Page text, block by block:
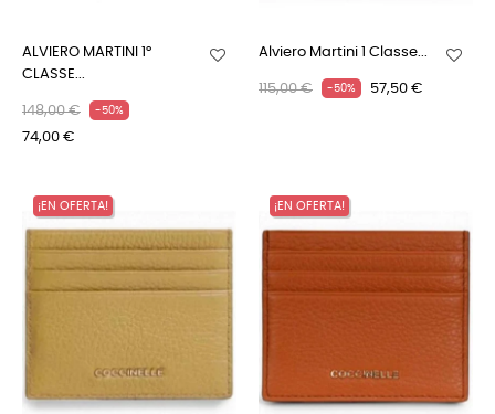
ALVIERO MARTINI 1°
CLASSE...
148,00 € -50%
74,00 €
Alviero Martini 1 Classe...
115,00 € -50% 57,50 €
¡EN OFERTA! ¡EN OFERTA!